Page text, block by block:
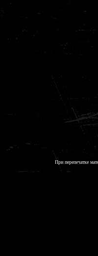
При перепечатке